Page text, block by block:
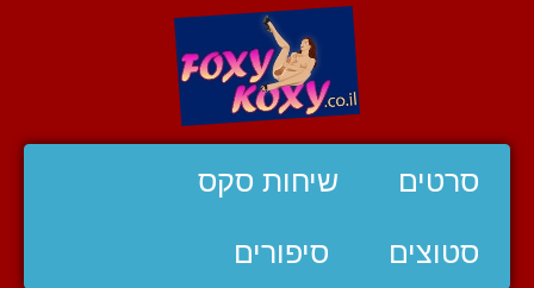
סרטים שיחות סקס
סטוצים סיפורים